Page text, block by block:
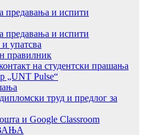
предавањa и испити
предавањa и испити
упатсва
правилник
на студентски прашања
„UNT Pulse“
труд и предлог за
и Google Classroom